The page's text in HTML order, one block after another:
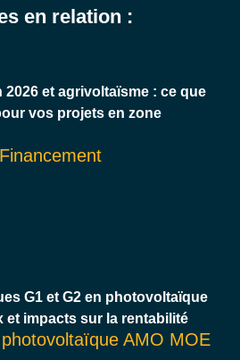
en relation :
et agrivoltaïsme : ce que
vos projets en zone
G1 et G2 en photovoltaïque
et impacts sur la rentabilité
AMO MOE